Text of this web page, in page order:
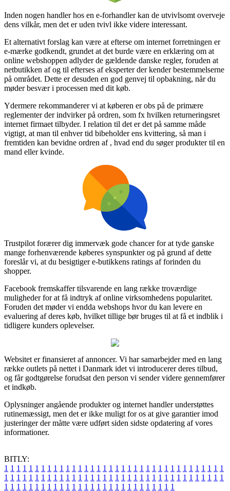
Inden nogen handler hos en e-forhandler kan de utvivlsomt overveje
dens vilkår, men det er uden tvivl ikke videre interessant.
Et alternativt forslag kan være at efterse om internet forretningen er
e-mærke godkendt, grundet at det burde være en erklæring om at
online webshoppen adlyder de gældende danske regler, foruden at
netbutikken af og til efterses af eksperter der kender bestemmelserne
på området. Dette er desuden en god genvej til opbakning, når du
møder besvær i processen med dit køb.
Ydermere rekommanderer vi at køberen er obs på de primære
reglementer der indvirker på ordren, som fx hvilken returneringsret
internet firmaet tilbyder. I relation til det er det på samme måde
vigtigt, at man til enhver tid bibeholder ens kvittering, så man i
fremtiden kan bevidne ordren af , hvad end du søger produkter til en
mand eller kvinde.
Trustpilot forærer dig immervæk gode chancer for at tyde ganske
mange forhenværende køberes synspunkter og på grund af dette
foreslår vi, at du besigtiger e-butikkens ratings af forinden du
shopper.
Facebook fremskaffer tilsvarende en lang række troværdige
muligheder for at få indtryk af online virksomhedens popularitet.
Foruden det møder vi endda webshops hvor du kan levere en
evaluering af deres køb, hvilket tillige bør bruges til at få et indblik i
tidligere kunders oplevelser.
Websitet er finansieret af annoncer. Vi har samarbejder med en lang
række outlets på nettet i Danmark idet vi introducerer deres tilbud,
og får godtgørelse forudsat den person vi sender videre gennemfører
et indkøb.
Oplysninger angående produkter og internet handler understøttes
rutinemæssigt, men det er ikke muligt for os at give garantier imod
justeringer der måtte være udført siden sidste opdatering af vores
informationer.
BITLY:
1 1 1 1 1 1 1 1 1 1 1 1 1 1 1 1 1 1 1 1 1 1 1 1 1 1 1 1 1 1 1 1 1 1 1 1
1 1 1 1 1 1 1 1 1 1 1 1 1 1 1 1 1 1 1 1 1 1 1 1 1 1 1 1 1 1 1 1 1 1 1 1
1 1 1 1 1 1 1 1 1 1 1 1 1 1 1 1 1 1 1 1 1 1 1 1 1 1 1 1